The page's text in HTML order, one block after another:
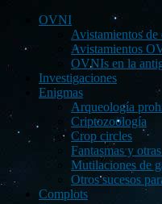
OVNI
Avistamientos de
Avistamientos
OVNIs en la
Investigaciones
Enigmas
Arqueología
Criptozoología
Crop circles
Fantasmas y
Mutilaciones de
Otros sucesos
Complots